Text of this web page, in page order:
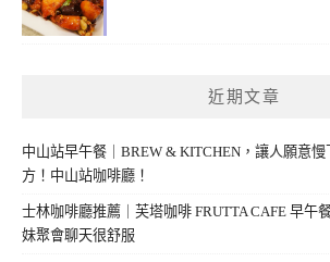
近期文章
中山站早午餐｜BREW & KITCHEN，讓人願意
方！中山站咖啡廳！
士林咖啡廳推薦｜芙塔咖啡 FRUTTA CAFE 早午
妹聚會聊天很舒服